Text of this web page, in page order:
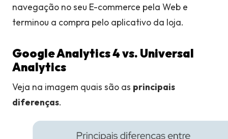
navegação no seu E-commerce pela Web e
terminou a compra pelo aplicativo da loja.
Google Analytics 4 vs. Universal
Analytics
Veja na imagem quais são as principais
diferenças.